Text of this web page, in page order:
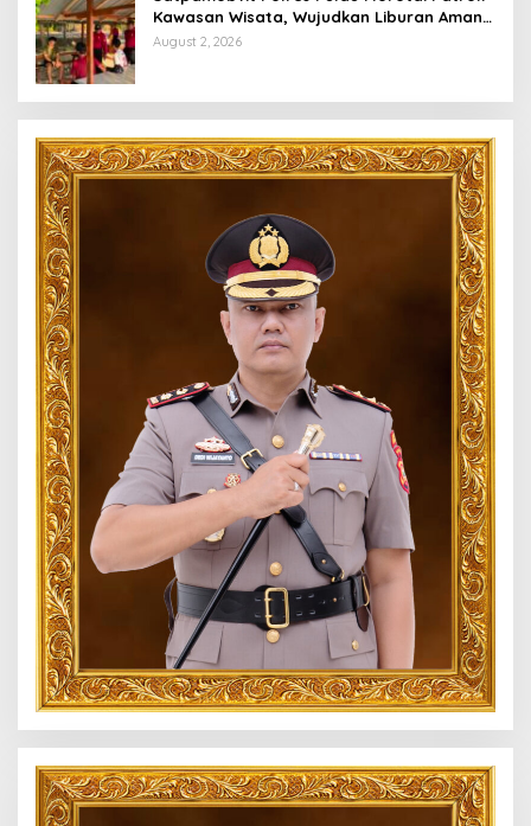
Kawasan Wisata, Wujudkan Liburan Aman
dan Kondusif
August 2, 2026